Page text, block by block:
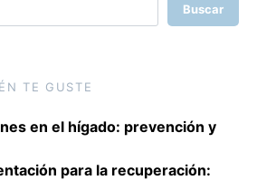
Buscar
TE GUSTE
en el hígado: prevención y
para la recuperación: